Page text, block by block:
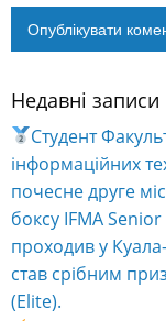
Alternative:
Недавні записи
Студент
інформаційних
почесне друге
боксу IFMA
проходив у
став срібним
(Elite).